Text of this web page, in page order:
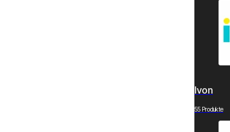
Ivon
55 Produkte